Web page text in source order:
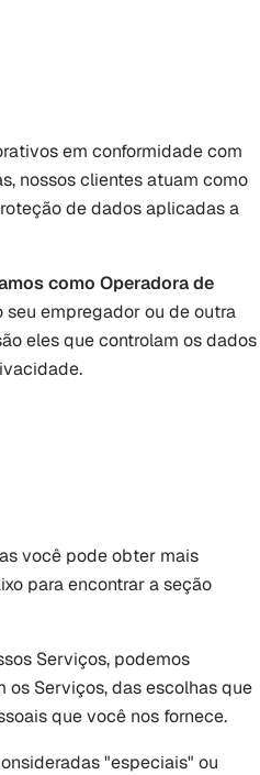
em conformidade com
nossos clientes atuam como
de dados aplicadas a
como Operadora de
empregador ou de outra
eles que controlam os dados
você pode obter mais
para encontrar a seção
Serviços, podemos
Serviços, das escolhas que
que você nos fornece.
"especiais" ou